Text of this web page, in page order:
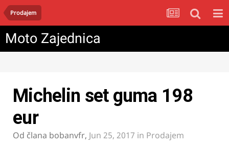
Prodajem
Moto Zajednica
Michelin set guma 198
eur
Od člana bobanvfr, Jun 25, 2017 in Prodajem